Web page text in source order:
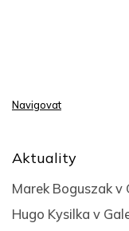
Navigovat
Aktuality
Marek Boguszak v
Hugo Kysilka v